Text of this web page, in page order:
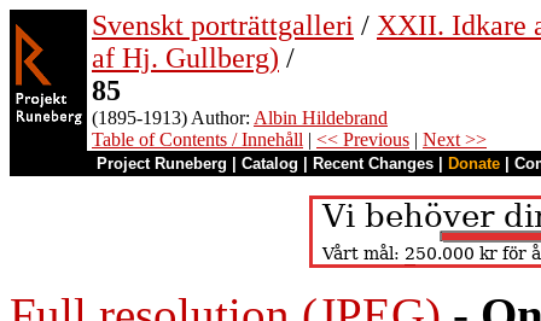
Svenskt porträttgalleri / XXII. Idkare
af Hj. Gullberg) /
85
(1895-1913) Author: Albin Hildebrand
Table of Contents / Innehåll | << Previous | Next >>
Project Runeberg Catalog Recent Changes Donate